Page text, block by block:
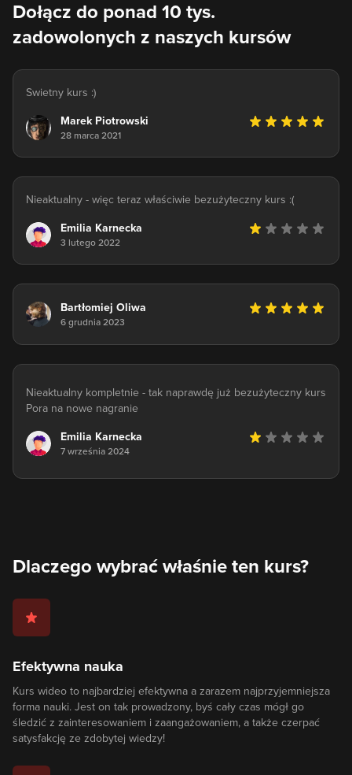
Dołącz do ponad 10 tys.
zadowolonych z naszych kursów
Swietny kurs :)
Marek Piotrowski
28 marca 2021
Nieaktualny - więc teraz właściwie bezużyteczny kurs :(
Emilia Karnecka
3 lutego 2022
Bartłomiej Oliwa
6 grudnia 2023
Nieaktualny kompletnie - tak naprawdę już bezużyteczny kurs
Pora na nowe nagranie
Emilia Karnecka
7 września 2024
Dlaczego wybrać właśnie ten kurs?
Efektywna nauka
Kurs wideo to najbardziej efektywna a zarazem najprzyjemniejsza
forma nauki. Jest on tak prowadzony, byś cały czas mógł go
śledzić z zainteresowaniem i zaangażowaniem, a także czerpać
satysfakcję ze zdobytej wiedzy!